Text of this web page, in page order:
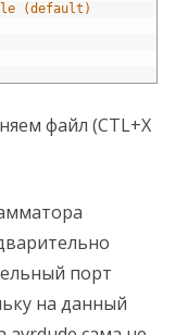
(default)
файл (CTL+X
порт
на данный